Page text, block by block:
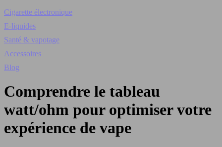
Cigarette électronique
E-liquides
Santé & vapotage
Accessoires
Blog
Comprendre le tableau
watt/ohm pour optimiser votre
expérience de vape